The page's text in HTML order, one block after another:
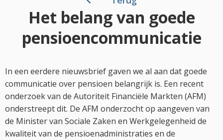
Het belang van goede
pensioencommunicatie
In een eerdere nieuwsbrief gaven we al aan dat goede
communicatie over pensioen belangrijk is. Een recent
onderzoek van de Autoriteit Financiële Markten (AFM)
onderstreept dit. De AFM onderzocht op aangeven van
de Minister van Sociale Zaken en Werkgelegenheid de
kwaliteit van de pensioenadministraties en de